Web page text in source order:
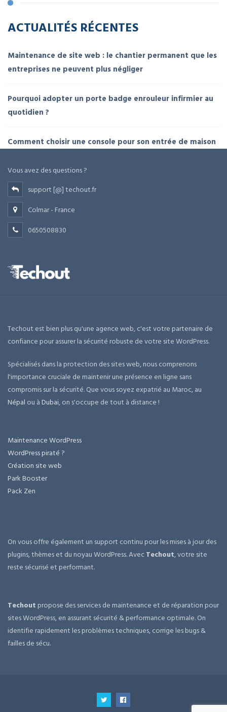
ACTUALITÉS RÉCENTES
Maintenance de site web : le chantier permanent que les
entreprises ne peuvent plus négliger
Pourquoi adopter un porte badge enrouleur infirmier au
quotidien ?
Comment choisir une console pour son entrée de maison
Vous avez des questions ?
support [@] techout.fr
Colmar - France
0650508830
Techout est bien plus qu'une agence web, c'est votre partenaire de
confiance pour assurer la sécurité robuste de votre site WordPress.
Spécialisés dans la protection des sites web, nous comprenons
l'importance cruciale de maintenir une présence en ligne sans
compromis sur la sécurité. Que vous soyez expatrié au Maroc, au
Népal ou àDubai, on s'occupe de tout à distance !
Maintenance WordPress
WordPress piraté ?
Création site web
Park Booster
Pack Zen
On vous offre également un support continu pour les mises à jour des
plugins, thèmes et du noyau WordPress. AvecTechout, votre site
reste sécurisé et performant.
Techout propose des services de maintenance et de réparation pour
sites WordPress, en assurant sécurité & performance optimale. On
identifie rapidement les problèmes techniques, corrige les bugs &
failles de sécu.